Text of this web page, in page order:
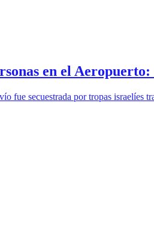
en el
secuestrada por tropas israelíes